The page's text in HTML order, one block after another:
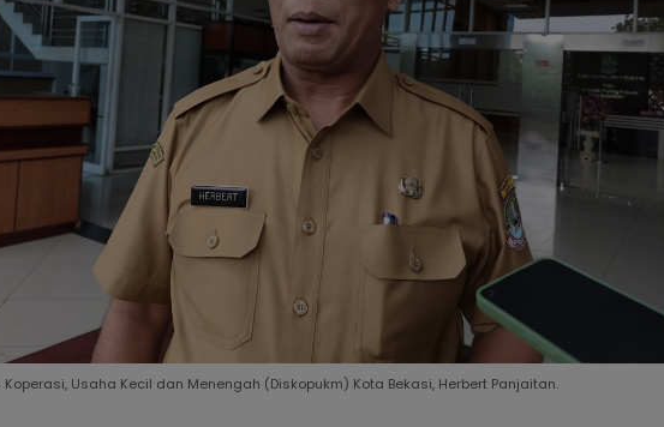
Koperasi, Usaha Kecil dan Menengah (Diskopukm) Kota Bekasi, Herbert Panjaitan.